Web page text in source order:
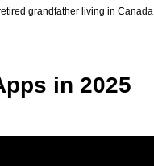
grandfather living in
in 2025